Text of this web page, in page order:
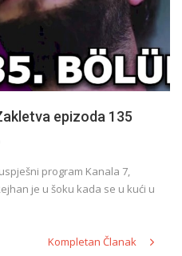
epizoda 135
program Kanala 7,
je u šoku kada se u kući u
Kompletan Članak